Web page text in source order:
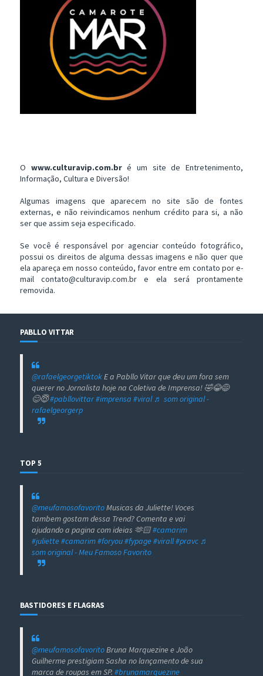
O www.culturavip.com.bré um site de Entretenimento,
Informação, Cultura e Diversão!
Algumas imagens que aparecem no site são de fontes
externas, e não reivindicamos nenhum crédito para si, a não
ser que assim seja especificado.
Se você é responsável por agenciar conteúdo fotográfico,
possui os direitos de alguma dessas imagens e não quer que
ela apareça em nosso conteúdo, favor entre em contato por e-
mail contato@culturavip.com.br e ela será prontamente
removida.
PABLLO VITTAR
@rafaelgeorgetiktokE a Pabllo Vitar que deu um fora sem
querer no Jornalista hoje na Coletiva de Imprensa! 🤣😂😅
😊😇#pabllovittar#imprensa #viral ♬ som original -
rafaelgeorgerp
TOP 5
@meufamosofavoritoMusicas da Juliette! Voces
tambem gostam dessa Trend? Comenta e vai
ajudando a pagina com ideias 🫶🏻#camarim
#juliette#camarim#foryou#fypage#virall#pravc ♬
som original - Meu Famoso Favorito
BASTIDORES E FLAGRAS
@meufamosofavoritoBruna Marquezine e João
Guilherme prestigiam Sasha no lançamento de sua
marca de roupas em SP. #brunamarquezine